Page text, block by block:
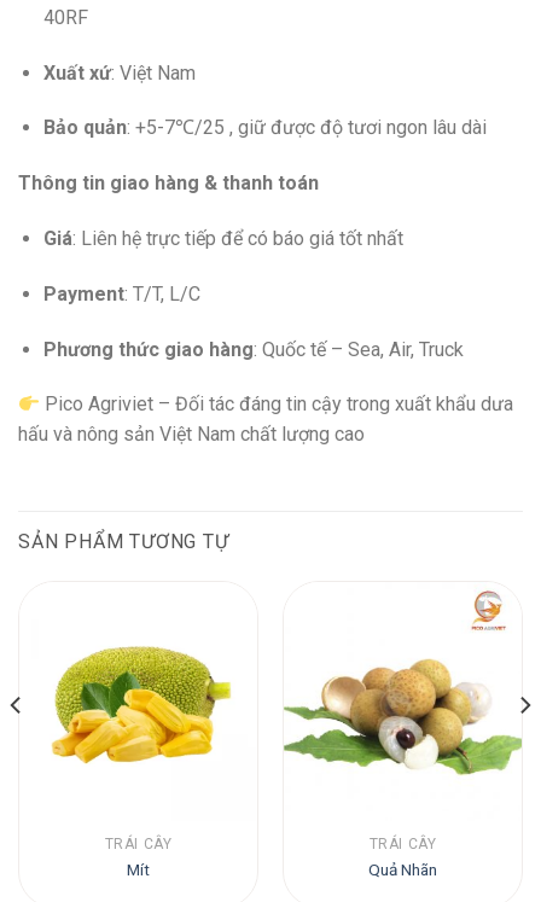
40RF
Xuất xứ: Việt Nam
Bảo quản: +5-7℃/25 , giữ được độ tươi ngon lâu dài
Thông tin giao hàng & thanh toán
Giá: Liên hệ trực tiếp để có báo giá tốt nhất
Payment: T/T, L/C
Phương thức giao hàng: Quốc tế – Sea, Air, Truck
Pico Agriviet – Đối tác đáng tin cậy trong xuất khẩu dưa
hấu và nông sản Việt Nam chất lượng cao
SẢN PHẨM TƯƠNG TỰ
TRÁI CÂY
Mít
TRÁI CÂY
Quả Nhãn